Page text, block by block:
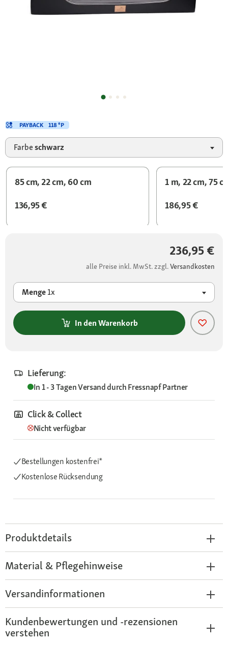
Farbeschwarz
85 cm, 22 cm, 60 cm
136,95 €
1 m, 22 cm, 75
186,95 €
236,95 €
alle Preise inkl. MwSt. zzgl.Versandkosten
Menge1x
In den Warenkorb
Lieferung:
In 1 - 3 TagenVersand durchFressnapf Partner
Click & Collect
Nicht verfügbar
Bestellungen kostenfrei*
Kostenlose Rücksendung
PAYBACK 118 °P
Produktdetails
Material & Pflegehinweise
Versandinformationen
Kundenbewertungen und -rezensionen
verstehen